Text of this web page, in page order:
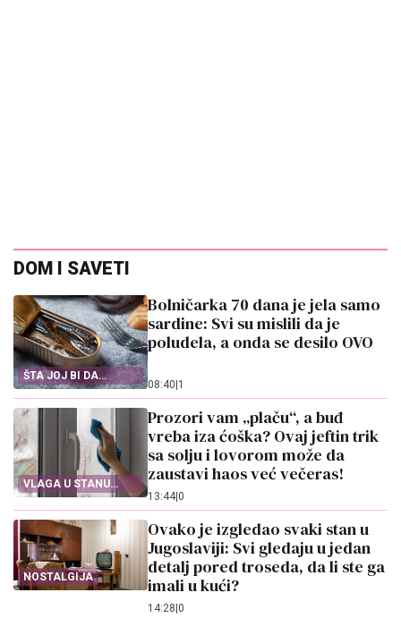
DOM I SAVETI
ŠTA JOJ BI DA
PROBA OVO?
Bolničarka 70 dana je jela samo
sardine: Svi su mislili da je
poludela, a onda se desilo OVO
08:40|1
VLAGA U STANU
PRAVI HAOS
Prozori vam „plaču“, a buđ
vreba iza ćoška? Ovaj jeftin trik
sa solju i lovorom može da
zaustavi haos već večeras!
13:44|0
NOSTALGIJA
Ovako je izgledao svaki stan u
Jugoslaviji: Svi gledaju u jedan
detalj pored troseda, da li ste ga
imali u kući?
14:28|0